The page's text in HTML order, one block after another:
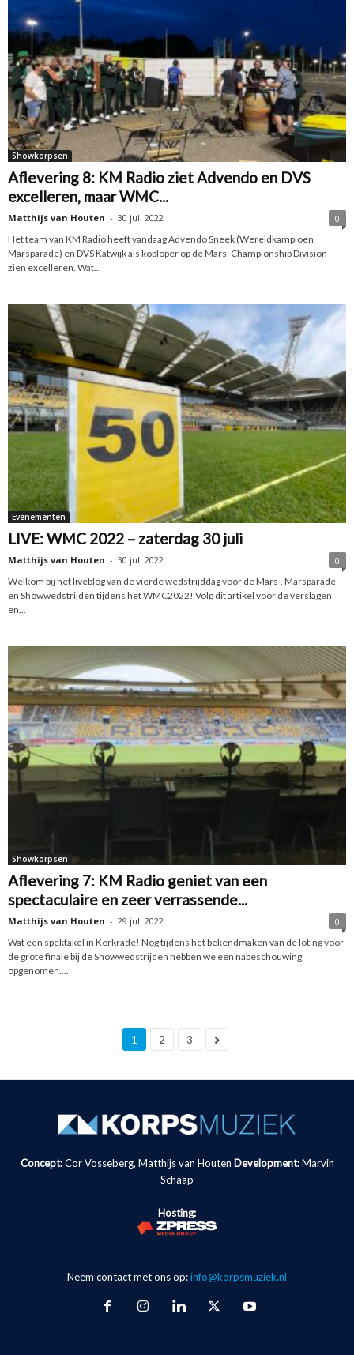
Showkorpsen
Aflevering 8: KM Radio ziet Advendo en DVS
excelleren, maar WMC...
Matthijs van Houten - 30 juli 2022
0
Het team van KM Radio heeft vandaag Advendo Sneek (Wereldkampioen
Marsparade) en DVS Katwijk als koploper op de Mars, Championship Division
zien excelleren. Wat...
Evenementen
LIVE: WMC 2022 – zaterdag 30 juli
Matthijs van Houten - 30 juli 2022
0
Welkom bij het liveblog van de vierde wedstrijddag voor de Mars-, Marsparade-
en Showwedstrijden tijdens het WMC2022! Volg dit artikel voor de verslagen
en...
Showkorpsen
Aflevering 7: KM Radio geniet van een
spectaculaire en zeer verrassende...
Matthijs van Houten - 29 juli 2022
0
Wat een spektakel in Kerkrade! Nog tijdens het bekendmaken van de loting voor
de grote finale bij de Showwedstrijden hebben we een nabeschouwing
opgenomen....
1 2 3
Concept:Cor Vosseberg, Matthijs van Houten Development: Marvin
Schaap
Hosting:
Neem contact met ons op:info@korpsmuziek.nl